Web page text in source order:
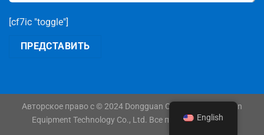
[cf7ic "toggle"]
Авторское право c © 2024 Dongguan Orshang Automation
Equipment Technology Co., Ltd. Все права защищены
English